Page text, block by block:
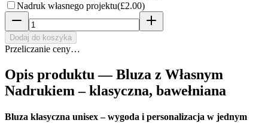
Nadruk własnego projektu(£2.00)
Dodaj do koszyka
Przeliczanie ceny…
Opis produktu —Bluza z Własnym
Nadrukiem – klasyczna, bawełniana
Bluza klasyczna unisex – wygoda i personalizacja w jednym